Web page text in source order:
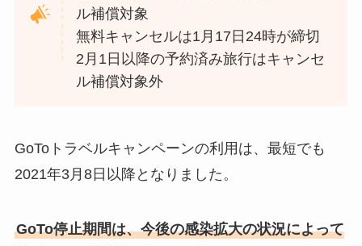
ル補償対象
無料キャンセルは1月17日24時が締切
2月1日以降の予約済み旅行はキャンセ
ル補償対象外
GoToトラベルキャンペーンの利用は、最短でも
2021年3月8日以降となりました。
GoTo停止期間は、今後の感染拡大の状況によって